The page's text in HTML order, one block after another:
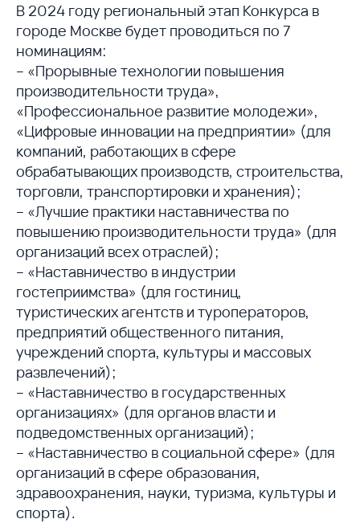
В 2024 году региональный этап Конкурса в
городе Москве будет проводиться по 7
номинациям:
– «Прорывные технологии повышения
производительности труда»,
«Профессиональное развитие молодежи»,
«Цифровые инновации на предприятии» (для
компаний, работающих в сфере
обрабатывающих производств, строительства,
торговли, транспортировки и хранения);
– «Лучшие практики наставничества по
повышению производительности труда» (для
организаций всех отраслей);
– «Наставничество в индустрии
гостеприимства» (для гостиниц,
туристических агентств и туроператоров,
предприятий общественного питания,
учреждений спорта, культуры и массовых
развлечений);
– «Наставничество в государственных
организациях» (для органов власти и
подведомственных организаций);
– «Наставничество в социальной сфере» (для
организаций в сфере образования,
здравоохранения, науки, туризма, культуры и
спорта).